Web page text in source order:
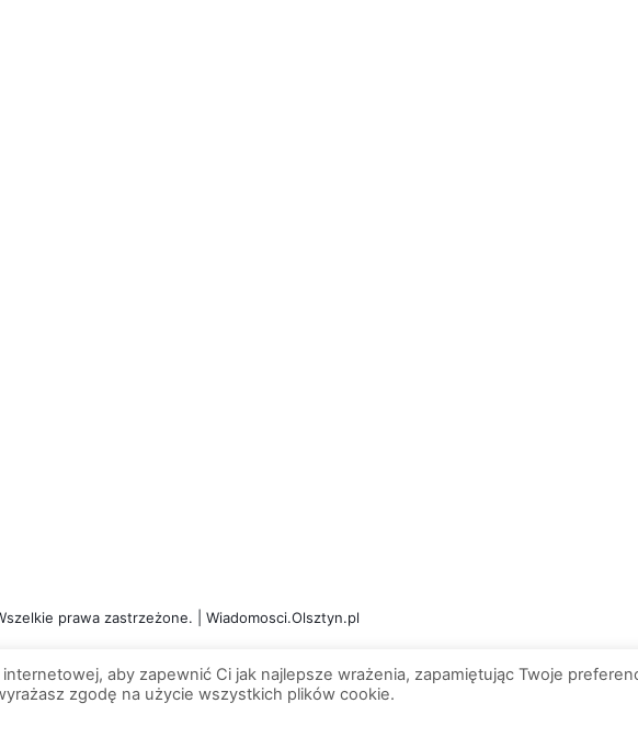
prawa zastrzeżone. | Wiadomosci.Olsztyn.pl
aby zapewnić Ci jak najlepsze wrażenia, zapamiętując Twoje
zgodę na użycie wszystkich plików cookie.